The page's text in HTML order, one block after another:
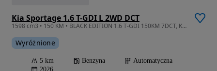
Kia Sportage 1.6 T-GDI L 2WD DCT
1598 cm3 • 150 KM • BLACK EDITION 1.6 T-GDI 150KM 7DCT, Kredyt 50/50 0%, Leasing od 100%.
Wyróżnione
5 km Benzyna
Automatyczna
2026